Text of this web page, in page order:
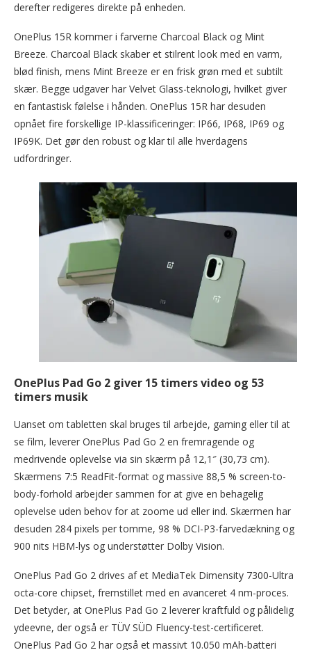
derefter redigeres direkte på enheden.
OnePlus 15R kommer i farverne Charcoal Black og Mint
Breeze. Charcoal Black skaber et stilrent look med en varm,
blød finish, mens Mint Breeze er en frisk grøn med et subtilt
skær. Begge udgaver har Velvet Glass-teknologi, hvilket giver
en fantastisk følelse i hånden. OnePlus 15R har desuden
opnået fire forskellige IP-klassificeringer: IP66, IP68, IP69 og
IP69K. Det gør den robust og klar til alle hverdagens
udfordringer.
OnePlus Pad Go 2 giver 15 timers video og 53
timers musik
Uanset om tabletten skal bruges til arbejde, gaming eller til at
se film, leverer OnePlus Pad Go 2 en fremragende og
medrivende oplevelse via sin skærm på 12,1″ (30,73 cm).
Skærmens 7:5 ReadFit-format og massive 88,5 % screen-to-
body-forhold arbejder sammen for at give en behagelig
oplevelse uden behov for at zoome ud eller ind. Skærmen har
desuden 284 pixels per tomme, 98 % DCI-P3-farvedækning og
900 nits HBM-lys og understøtter Dolby Vision.
OnePlus Pad Go 2 drives af et MediaTek Dimensity 7300-Ultra
octa-core chipset, fremstillet med en avanceret 4 nm-proces.
Det betyder, at OnePlus Pad Go 2 leverer kraftfuld og pålidelig
ydeevne, der også er TÜV SÜD Fluency-test-certificeret.
OnePlus Pad Go 2 har også et massivt 10.050 mAh-batteri